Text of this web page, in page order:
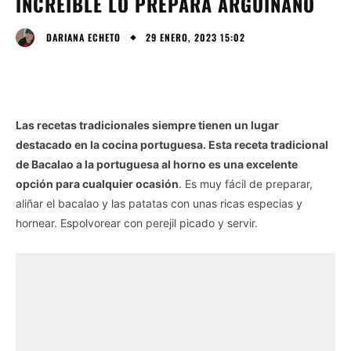
DARIANA ECHETO 29 ENERO, 2023 15:02
Las recetas tradicionales siempre tienen un lugar
destacado en la cocina portuguesa. Esta receta tradicional
de Bacalao a la portuguesa al horno es una excelente
opción para cualquier ocasión. Es muy fácil de preparar,
aliñar el bacalao y las patatas con unas ricas especias y
hornear. Espolvorear con perejil picado y servir.